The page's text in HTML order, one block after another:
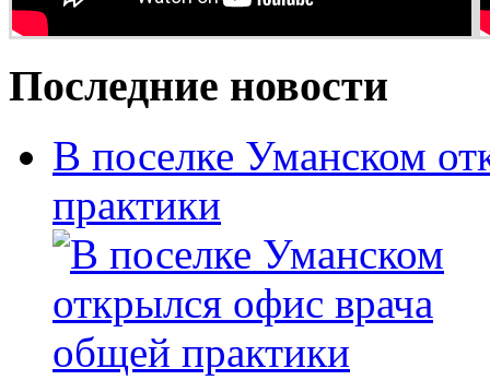
Последние новости
В поселке Уманском
практики